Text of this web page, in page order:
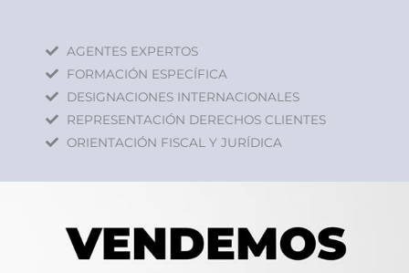
AGENTES EXPERTOS
FORMACIÓN ESPECÍFICA
DESIGNACIONES INTERNACIONALES
REPRESENTACIÓN DERECHOS CLIENTES
ORIENTACIÓN FISCAL Y JURÍDICA